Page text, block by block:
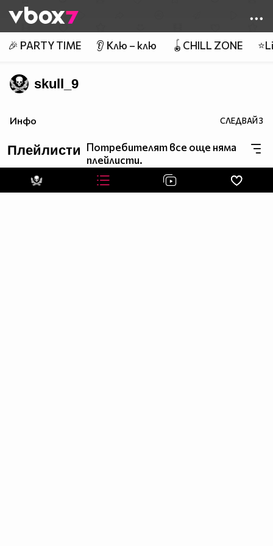
👾
🎉 PARTY TIME 👂 Клю – клю 🪀CHILL ZONE
skull_9
Инфо СЛЕДВАЙ3
Плейлисти Потребителят все още няма
плейлисти.